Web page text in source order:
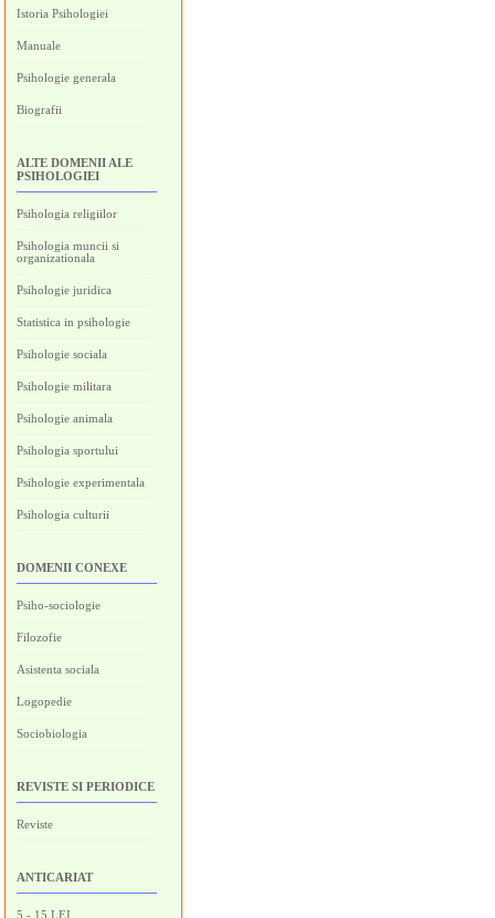
Istoria Psihologiei
Manuale
Psihologie generala
Biografii
ALTE DOMENII ALE
PSIHOLOGIEI
Psihologia religiilor
Psihologia muncii si
organizationala
Psihologie juridica
Statistica in psihologie
Psihologie sociala
Psihologie militara
Psihologie animala
Psihologia sportului
Psihologie experimentala
Psihologia culturii
DOMENII CONEXE
Psiho-sociologie
Filozofie
Asistenta sociala
Logopedie
Sociobiologia
REVISTE SI PERIODICE
Reviste
ANTICARIAT
5 - 15 LEI